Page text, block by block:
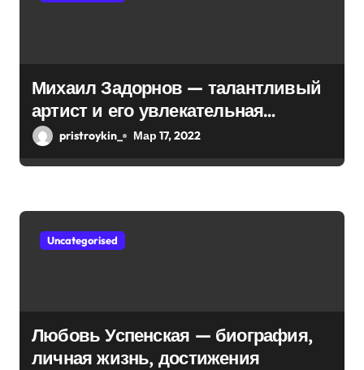
и
я
м
Михаил Задорнов — талантливый
артист и его увлекательная
биография — выдающиеся
pristroykin_ Мар 17, 2022
Uncategorised
Любовь Успенская — биография,
личная жизнь, достижения